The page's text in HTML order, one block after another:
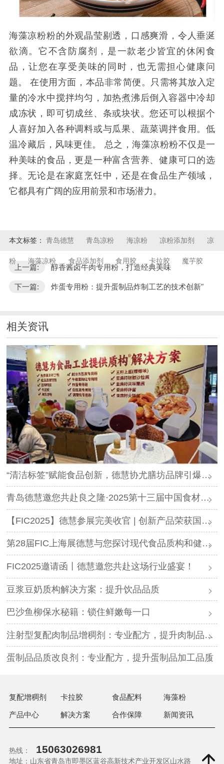
海藻凉粉粉的外观晶莹剔透，口感爽滑，令人垂涎
欲滴。它不含防腐剂，是一款老少皆宜的休闲食
品，让您在享受美味的同时，也无需担心健康问
题。
在使用方面，本品非常简便。只需将其放入定
量的冷水中搅拌均匀，加热煮沸后倒入容器中冷却
成冻状，即可切成丝、条或块状。您还可以根据个
人喜好加入各种调料或与瓜果、蔬菜调拌食用。低
温冷藏后，风味更佳。
总之，海藻凉粉粉不仅是一
种美味的食品，更是一种富含营养、健康可口的选
择。无论是在家庭烹饪中，还是在食品生产领域，
它都具有广阔的应用前景和市场潜力。
本文标签： 青岛德慧 青岛凉粉 海凉粉 凉粉添加剂 凉
粉 海藻凉粉 食品添加剂 食用胶 卡拉胶 魔芋胶
上一篇: 醇香酱卤牛肉专用粉，打造经典美味
下一篇: 炸蛋专用粉：提升蛋制品炸制工艺的技术创新"
相关资讯
“清洁标签”赋能食品创新，德慧协尤膳坊品牌引爆良之隆展会
青岛德慧邀您共赴良之隆·2025第十三届中国食材电商节
【FIC2025】德慧参展完美收官 | 创新产品荣获国内外客户高度认可！
第28届FIC上海展德慧与您探讨现代食品质构和健康创新发展！
FIC2025邀请函丨德慧邀您共赴这场行业盛宴！
豆浆豆奶质构解决方案：提升饮品品质
巴沙鱼柳保水秘籍：锁住鲜嫩每一口
注射型复配肉制品增稠剂：专业配方，提升肉制品品质
蛋制品品质改良剂：专业配方，提升蛋制品加工品质
复配增稠剂 卡拉胶 食品配料 海藻粉
产品中心 解决方案 合作保障 新闻资讯
热线： 15063026981
地址：山东省青岛市即墨区蓝谷高新技术产业开发区山水路